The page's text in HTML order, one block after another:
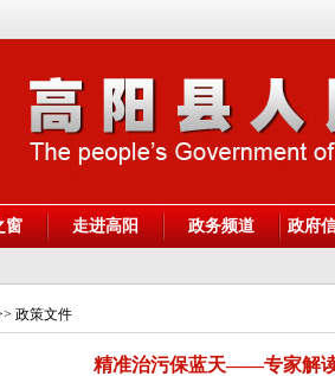
窗 走进高阳 政务频道 政府
政策文件
精准治污保蓝天——专家解